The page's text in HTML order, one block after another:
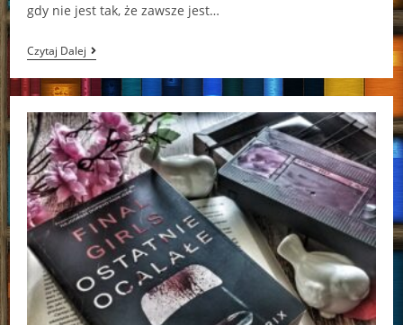
gdy nie jest tak, że za­wsze jest…
Czytaj DalejSny
Pachnące
Poziomkami
Wioletta
Piasecka